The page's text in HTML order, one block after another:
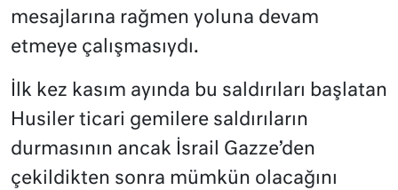
mesajlarına rağmen yoluna devam
etmeye çalışmasıydı.
İlk kez kasım ayında bu saldırıları başlatan
Husiler ticari gemilere saldırıların
durmasının ancak İsrail Gazze’den
çekildikten sonra mümkün olacağını